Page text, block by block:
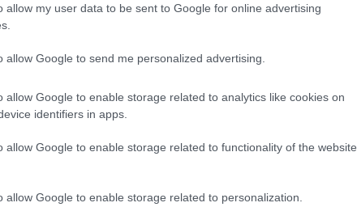
allow my user data to be sent to Google for online advertising
allow Google to send me personalized advertising.
allow Google to enable storage related to analytics like cookies on
identifiers in apps.
allow Google to enable storage related to functionality of the website
allow Google to enable storage related to personalization.